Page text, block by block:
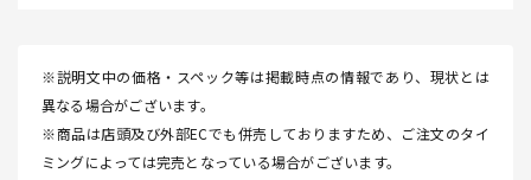
※説明文中の価格・スペック等は掲載時点の情報であり、現状とは
異なる場合がございます。
※商品は店頭及び外部ECでも併売しておりますため、ご注文のタイ
ミングによっては完売となっている場合がございます。